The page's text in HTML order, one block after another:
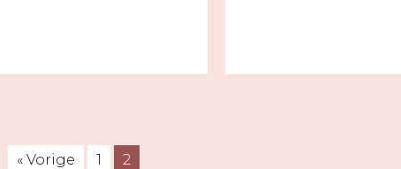
« Vorige 1 2